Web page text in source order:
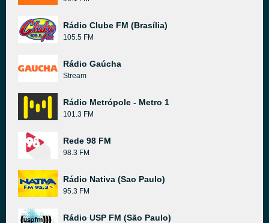
Rádio Clube FM (Brasília)
105.5 FM
Rádio Gaúcha
Stream
Rádio Metrópole - Metro 1
101.3 FM
Rede 98 FM
98.3 FM
Rádio Nativa (Sao Paulo)
95.3 FM
Rádio USP FM (São Paulo)